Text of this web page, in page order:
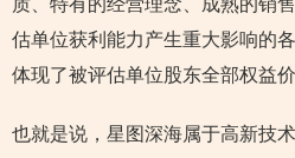
质、特有的经营理念、成熟的销
估单位获利能力产生重大影响的
体现了被评估单位股东全部权益价
也就是说，星图深海属于高新技